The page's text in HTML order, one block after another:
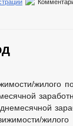
жилого